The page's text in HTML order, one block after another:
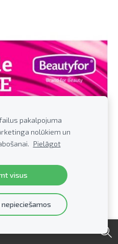
pakalpojuma
nolūkiem un
Pielāgot
visus